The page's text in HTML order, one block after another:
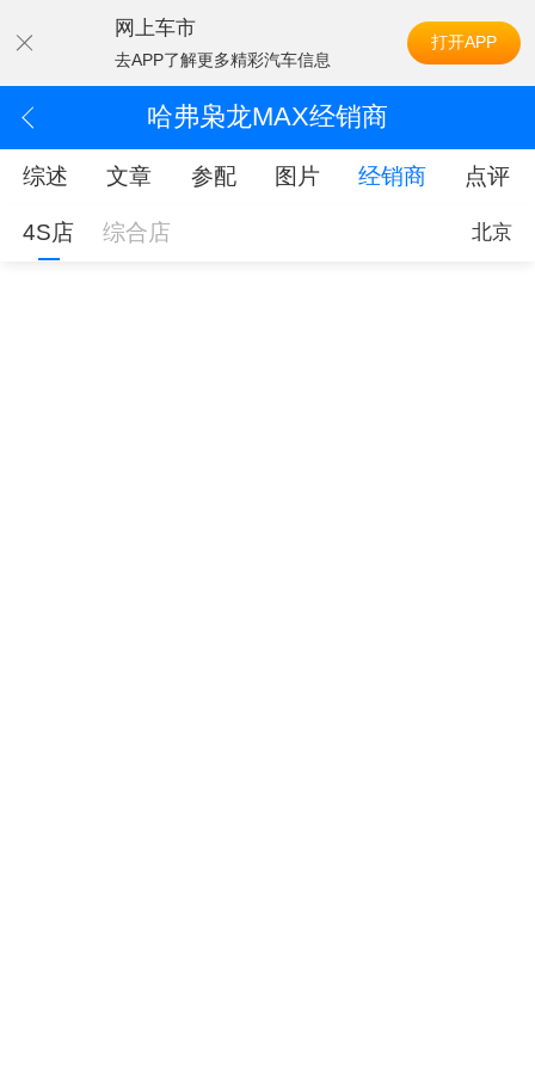
网上车市
去APP了解更多精彩汽车信息
打开APP
哈弗枭龙MAX经销商
综述 文章 参配 图片 经销商 点评
4S店 综合店 北京